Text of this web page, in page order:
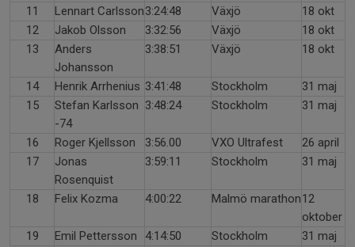
11
Lennart Carlsson3:24:48 Växjö
18 okt
12
Jakob Olsson 3:32:56 Växjö
18 okt
13
Anders
Johansson
3:38:51 Växjö 18 okt
14 Henrik Arrhenius 3:41:48 Stockholm
31 maj
15
Stefan Karlsson
-74
3:48:24 Stockholm 31 maj
16 Roger Kjellsson 3:56.00 VXO Ultrafest
26 april
17
Jonas
Rosenquist
3:59:11 Stockholm 31 maj
18 Felix Kozma 4:00:22 Malmö marathon12
oktober
19
Emil Pettersson 4:14:50 Stockholm
31 maj